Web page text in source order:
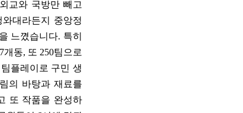
교와 국방만 빼고
대라든지 중앙정
느꼈습니다. 특히
동, 또 250팀으로
플레이로 구민 생
의 바탕과 재료를
또 작품을 완성하